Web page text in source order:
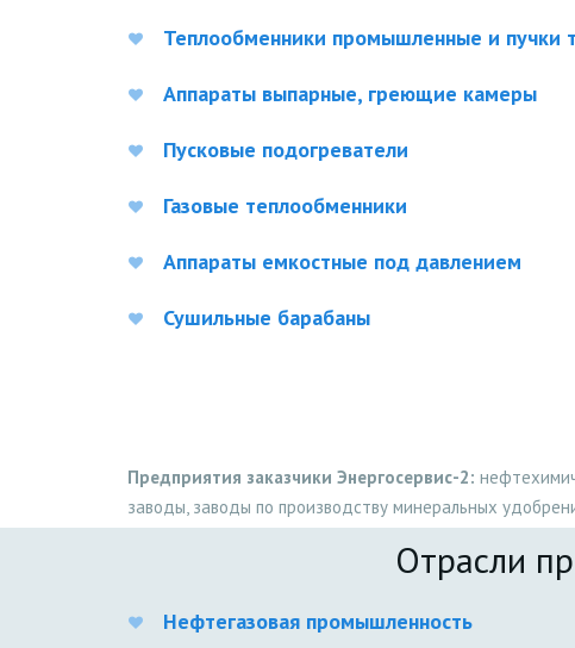
Теплообменники промышленные и пучки
Аппараты выпарные, греющие камеры
Пусковые подогреватели
Газовые теплообменники
Аппараты емкостные под давлением
Сушильные барабаны
Предприятия заказчики Энергосервис-2:
заводы, заводы по производству минеральных
Отрасли
Нефтегазовая промышленность